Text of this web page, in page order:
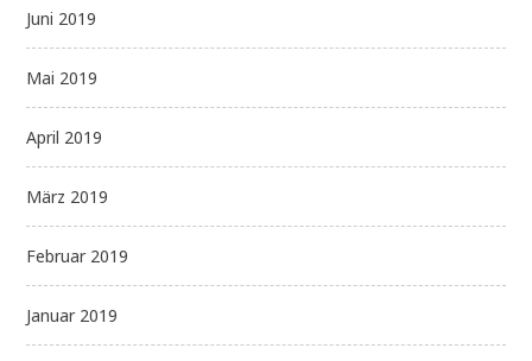
Juni 2019
Mai 2019
April 2019
März 2019
Februar 2019
Januar 2019